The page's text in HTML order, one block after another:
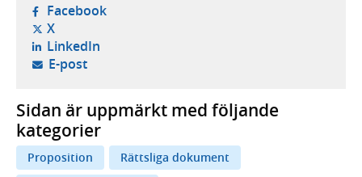
Facebook- öppnas i ny flik, extern webbplats,
X- öppnas i ny flik, extern webbplats,
LinkedIn- öppnas i ny flik, extern webbplats,
E-post- öppnar din e-postklient,
Sidan är uppmärkt med följande
kategorier
Proposition
Rättsliga dokument